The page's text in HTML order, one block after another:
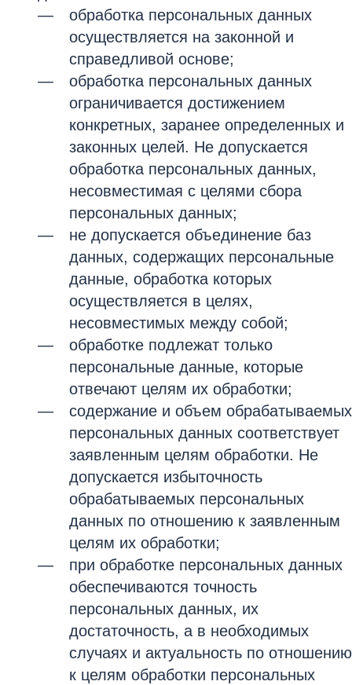
обработка персональных данных
осуществляется на законной и
справедливой основе;
обработка персональных данных
ограничивается достижением
конкретных, заранее определенных и
законных целей. Не допускается
обработка персональных данных,
несовместимая с целями сбора
персональных данных;
не допускается объединение баз
данных, содержащих персональные
данные, обработка которых
осуществляется в целях,
несовместимых между собой;
обработке подлежат только
персональные данные, которые
отвечают целям их обработки;
содержание и объем обрабатываемых
персональных данных соответствует
заявленным целям обработки. Не
допускается избыточность
обрабатываемых персональных
данных по отношению к заявленным
целям их обработки;
при обработке персональных данных
обеспечиваются точность
персональных данных, их
достаточность, а в необходимых
случаях и актуальность по отношению
к целям обработки персональных